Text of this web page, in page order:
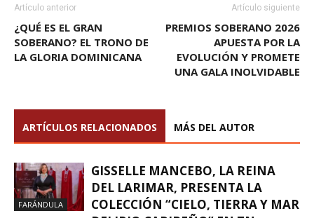
Artículo anterior
¿QUÉ ES EL GRAN
SOBERANO? EL TRONO DE
LA GLORIA DOMINICANA
Artículo siguiente
PREMIOS SOBERANO 2026
APUESTA POR LA
EVOLUCIÓN Y PROMETE
UNA GALA INOLVIDABLE
ARTÍCULOS RELACIONADOS MÁS DEL AUTOR
FARÁNDULA
GISSELLE MANCEBO, LA REINA
DEL LARIMAR, PRESENTA LA
COLECCIÓN “CIELO, TIERRA Y MAR